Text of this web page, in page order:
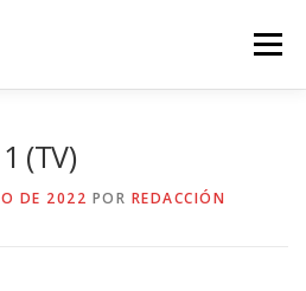
Menú
(TV)
DE 2022 POR REDACCIÓN